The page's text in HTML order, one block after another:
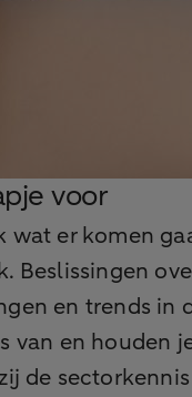
voor
wat er komen
Beslissingen
en trends in
van en houden
de sectorkennis